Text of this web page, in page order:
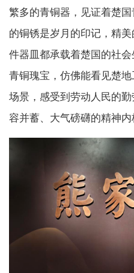
繁多的青铜器，见证着楚
的铜锈是岁月的印记，精
件器皿都承载着楚国的社
青铜瑰宝，仿佛能看见楚
场景，感受到劳动人民的
容并蓄、大气磅礴的精神内